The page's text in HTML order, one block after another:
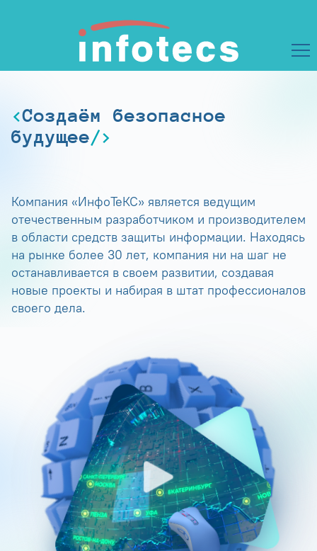
Создаём безопасное
будущее
Компания «ИнфоТеКС» является ведущим
отечественным разработчиком и производителем
в области средств защиты информации. Находясь
на рынке более 30 лет, компания ни на шаг не
останавливается в своем развитии, создавая
новые проекты и набирая в штат профессионалов
своего дела.